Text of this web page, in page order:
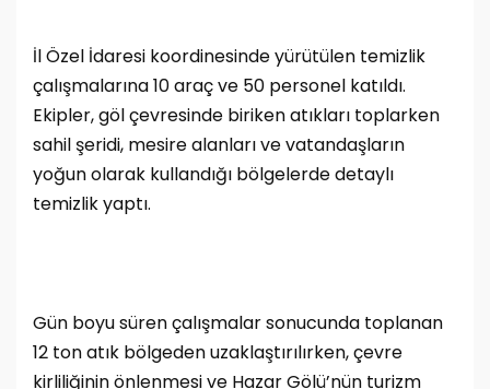
İl Özel İdaresi koordinesinde yürütülen temizlik
çalışmalarına 10 araç ve 50 personel katıldı.
Ekipler, göl çevresinde biriken atıkları toplarken
sahil şeridi, mesire alanları ve vatandaşların
yoğun olarak kullandığı bölgelerde detaylı
temizlik yaptı.
Gün boyu süren çalışmalar sonucunda toplanan
12 ton atık bölgeden uzaklaştırılırken, çevre
kirliliğinin önlenmesi ve Hazar Gölü’nün turizm